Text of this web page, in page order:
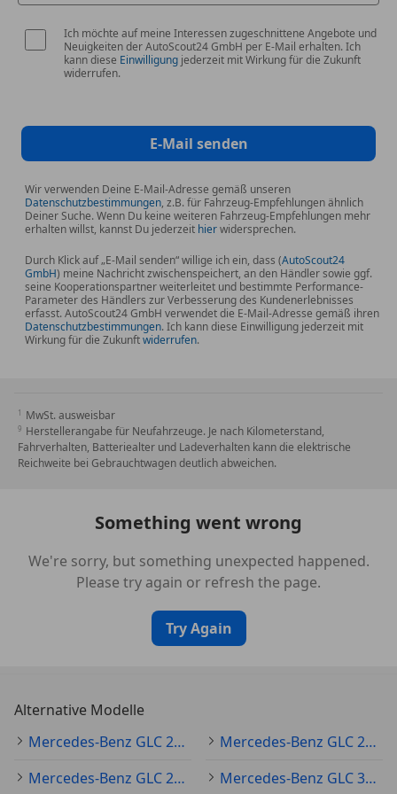
TECHNIK & SICHERHEIT
249 Innen- & Aussenspiegel autom. abblendend
893 KEYLESS-GO Start-Funktion
B53 Akustischer Umfeldschutz
U01 Fondgurt-Statusanzeige im Kombiinstrument
U10 Automatische Beifahrerairbag-Abschaltung
U60 Fussgängerschutz
EXTERIEUR
500 Aussenspiegel elektrisch anklappbar
550 Anhängevorrichtung mit ESP
Anhängerstabilisierung
776 Radlaufverbreiterung
SONSTIGE AUSSTATTUNGEN
20U Vorrüstung für digitale Schlüsselübergabe
76B Wechselstrom-Ladesystem (AC-Laden) bis zu
79B Vorrüstung für digitales Radio
927 Abgasreinigung EURO 6 Technik
Navigationsdienste
13U Digitales Extra: Vorrüstung für Remote- und
14U Digitales Extra: Smartphone Integration
Ich möchte auf meine Interessen zugeschnittene Angebote und
Neuigkeiten der AutoScout24 GmbH per E-Mail erhalten. Ich
kann diese Einwilligung jederzeit mit Wirkung für die Zukunft
widerrufen.
E-Mail senden
Wir verwenden Deine E-Mail-Adresse gemäß unseren
Datenschutzbestimmungen, z.B. für Fahrzeug-Empfehlungen ähnlich
Deiner Suche. Wenn Du keine weiteren Fahrzeug-Empfehlungen mehr
erhalten willst, kannst Du jederzeit hierwidersprechen.
Durch Klick auf „E-Mail senden“ willige ich ein, dass (AutoScout24
GmbH) meine Nachricht zwischenspeichert, an den Händler sowie ggf.
seine Kooperationspartner weiterleitet und bestimmte Performance-
Parameter des Händlers zur Verbesserung des Kundenerlebnisses
erfasst. AutoScout24 GmbH verwendet die E-Mail-Adresse gemäß ihren
Datenschutzbestimmungen. Ich kann diese Einwilligung jederzeit mit
Wirkung für die Zukunftwiderrufen.
MwSt. ausweisbar
Herstellerangabe für Neufahrzeuge. Je nach Kilometerstand,
Fahrverhalten, Batteriealter und Ladeverhalten kann die elektrische
Reichweite bei Gebrauchtwagen deutlich abweichen.
Something went wrong
We're sorry, but something unexpected happened.
Please try again or refresh the page.
Try Again
Alternative Modelle
Mercedes-Benz GLC 220 Gebraucht
Mercedes-Benz GLC 200 Gebraucht
Mercedes-Benz GLC 250 Gebraucht
Mercedes-Benz GLC 350 Gebraucht